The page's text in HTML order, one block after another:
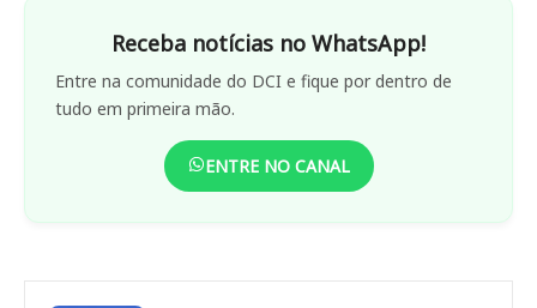
Receba notícias no WhatsApp!
Entre na comunidade do DCI e fique por dentro de
tudo em primeira mão.
ENTRE NO CANAL